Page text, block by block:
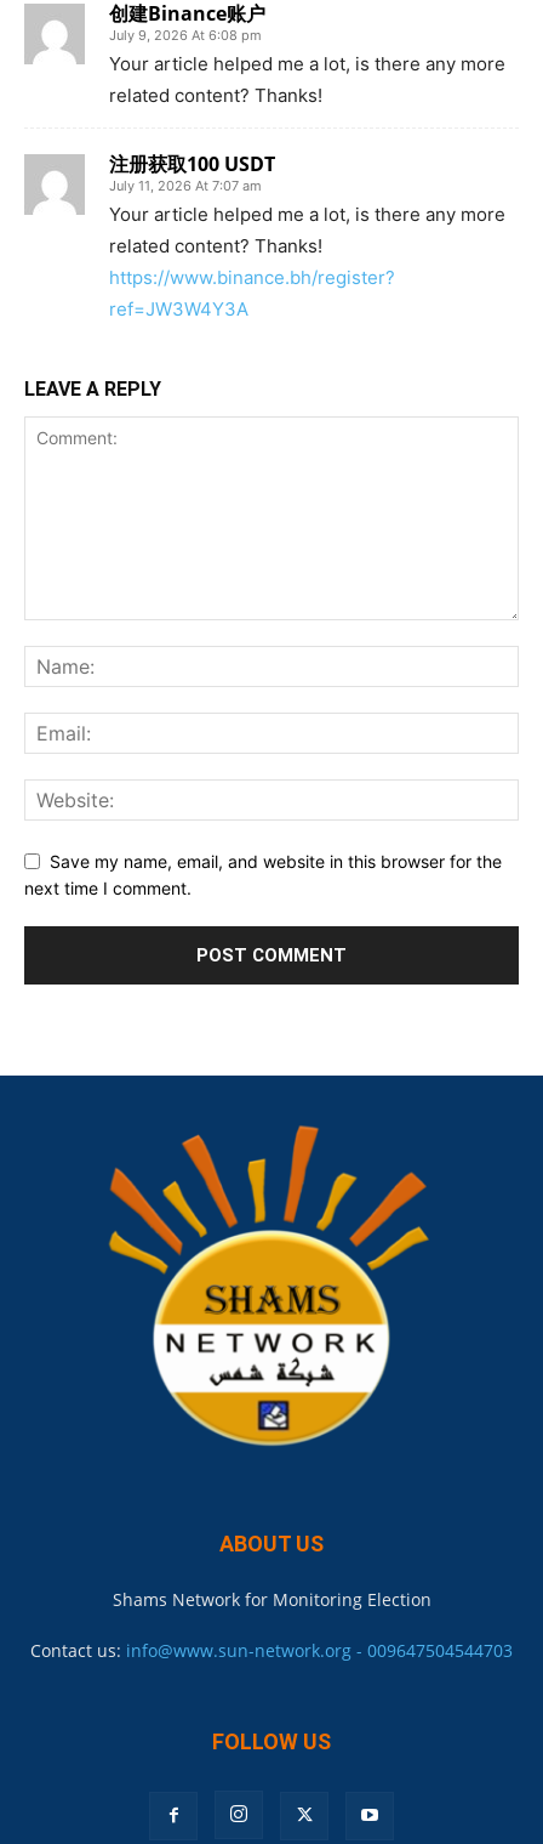
创建Binance账户
July 9, 2026 At 6:08 pm
Your article helped me a lot, is there any more
related content? Thanks!
注册获取100 USDT
July 11, 2026 At 7:07 am
Your article helped me a lot, is there any more
related content? Thanks!
https://www.binance.bh/register?
ref=JW3W4Y3A
LEAVE A REPLY
Save my name, email, and website in this browser for the
next time I comment.
ABOUT US
Shams Network for Monitoring Election
Contact us: info@www.sun-network.org - 009647504544703
FOLLOW US